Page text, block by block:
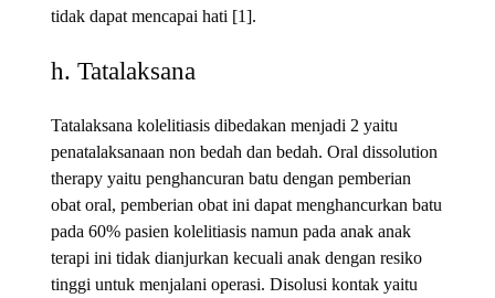
tidak dapat mencapai hati [1].
h. Tatalaksana
Tatalaksana kolelitiasis dibedakan menjadi 2 yaitu
penatalaksanaan non bedah dan bedah. Oral dissolution
therapy yaitu penghancuran batu dengan pemberian
obat oral, pemberian obat ini dapat menghancurkan batu
pada 60% pasien kolelitiasis namun pada anak anak
terapi ini tidak dianjurkan kecuali anak dengan resiko
tinggi untuk menjalani operasi. Disolusi kontak yaitu